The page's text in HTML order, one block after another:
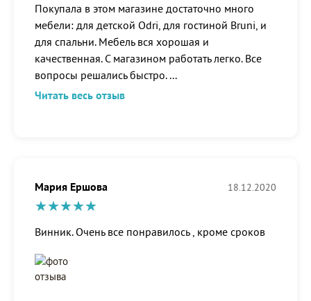
Покупала в этом магазине достаточно много
мебели: для детской Odri, для гостиной Bruni, и
для спальни. Мебель вся хорошая и
качественная. С магазином работать легко. Все
вопросы решались быстро. ...
Читать весь отзыв
Мария Ершова 18.12.2020
Винник. Очень все понравилось , кроме сроков